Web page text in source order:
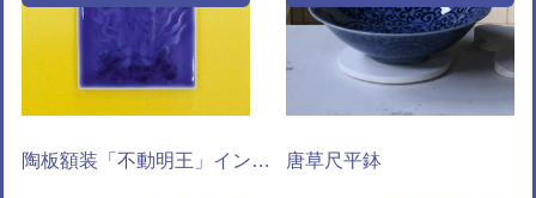
陶板額装「不動明王」インチサイズ 唐草尺平鉢